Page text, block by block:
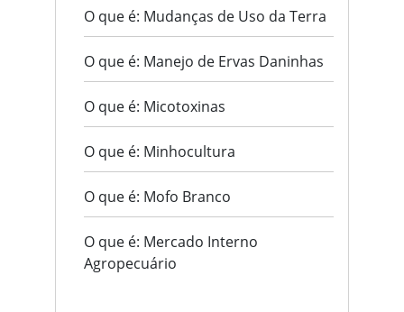
O que é: Mudanças de Uso da Terra
O que é: Manejo de Ervas Daninhas
O que é: Micotoxinas
O que é: Minhocultura
O que é: Mofo Branco
O que é: Mercado Interno
Agropecuário